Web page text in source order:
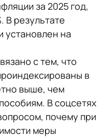
за 2025 год,
В результате
установлен на
с тем, что
в
выше, чем
В соцсетях
почему при
меры